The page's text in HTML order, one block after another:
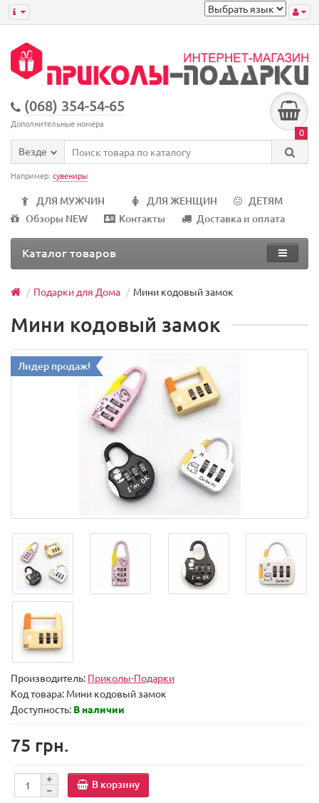
(068) 354-54-65
Дополнительные номера
0
Везде
Например: сувениры
ДЛЯ МУЖЧИН ДЛЯ ЖЕНЩИН
ДЕТЯМ
Обзоры NEW
Контакты Доставка и оплата
Каталог товаров
Подарки для Дома Мини кодовый замок
Мини кодовый замок
Лидер продаж!
Производитель: Приколы-Подарки
Код товара: Мини кодовый замок
Доступность: В наличии
75 грн.
В корзину